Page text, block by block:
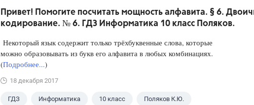
Привет! Помогите посчитать мощность алфавита. § 6.
кодирование. № 6. ГДЗ Информатика 10 класс Поляков.
Некоторый язык содержит только трёхбуквенные слова, которые
можно образовывать из букв его алфавита в любых комбинациях.
(Подробнее...)
18 декабря 2017
ГДЗ Информатика 10 класс Поляков К.Ю.